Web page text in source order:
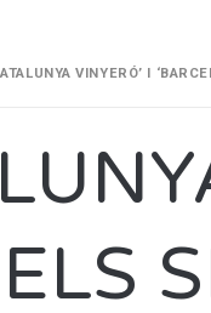
VINYERÓ’ I